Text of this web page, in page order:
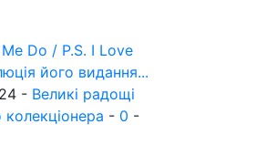
Do / P.S. I Love
його видання...
- Великі радощі
- 0 -